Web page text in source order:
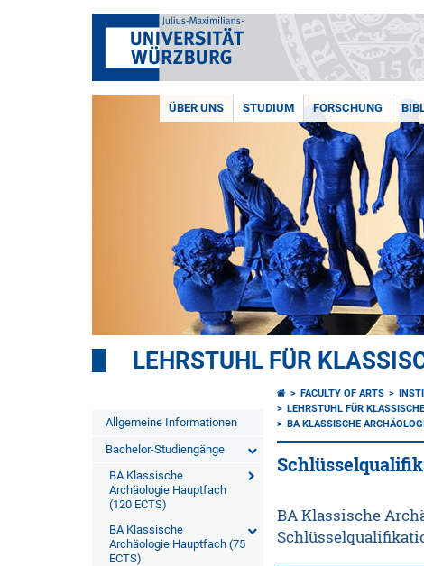
ÜBER UNS STUDIUM FORSCHUNG
LEHRSTUHL FÜR
Allgemeine Informationen
Bachelor-Studiengänge
BA Klassische
Archäologie Hauptfach
(120 ECTS)
BA Klassische
Archäologie Hauptfach (75
ECTS)
FACULTY OF ARTS
LEHRSTUHL FÜR
BA KLASSISCHE
BA Klassische